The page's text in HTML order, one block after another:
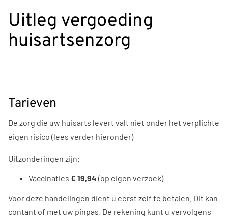
Uitleg vergoeding
huisartsenzorg
Tarieven
De zorg die uw huisarts levert valt niet onder het verplichte
eigen risico (lees verder hieronder)
Uitzonderingen zijn:
Vaccinaties € 19,94 (op eigen verzoek)
Voor deze handelingen dient u eerst zelf te betalen. Dit kan
contant of met uw pinpas. De rekening kunt u vervolgens